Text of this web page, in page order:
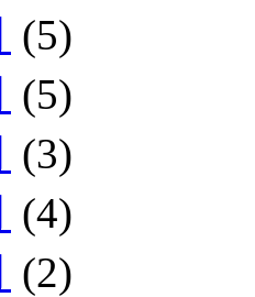
(5)
(5)
(3)
(4)
(2)